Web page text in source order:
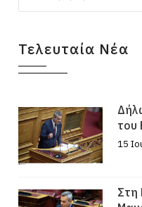
Τελευταία Νέα
του
15
Στη